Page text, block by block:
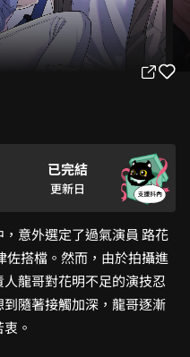
已完結
更新日
意外選定了過氣演員 路花
佐搭檔。然而，由於拍攝進
龍哥對花明不足的演技忍
隨著接觸加深，龍哥逐漸
。